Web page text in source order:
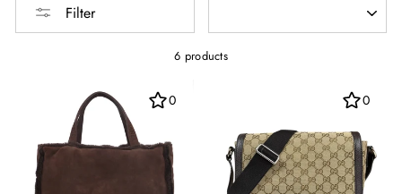
Filter
6 products
0 0